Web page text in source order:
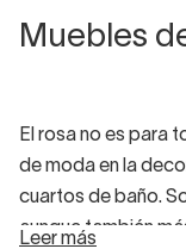
Muebles
El rosa no es para
de moda en la
cuartos de baño.
aunque también
Leer más